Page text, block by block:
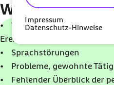
Impressum
Datenschutz-Hinweise
Warnsignale
• Vergessen von kurzzeitig
Ereignissen
• Sprachstörungen
• Probleme, gewohnte
• Fehlender Überblick der